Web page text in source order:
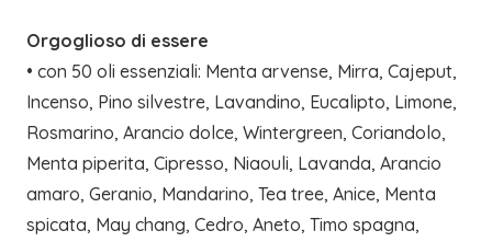
Orgoglioso di essere
• con 50 oli essenziali: Menta arvense, Mirra, Cajeput,
Incenso, Pino silvestre, Lavandino, Eucalipto, Limone,
Rosmarino, Arancio dolce, Wintergreen, Coriandolo,
Menta piperita, Cipresso, Niaouli, Lavanda, Arancio
amaro, Geranio, Mandarino, Tea tree, Anice, Menta
spicata, May chang, Cedro, Aneto, Timo spagna,